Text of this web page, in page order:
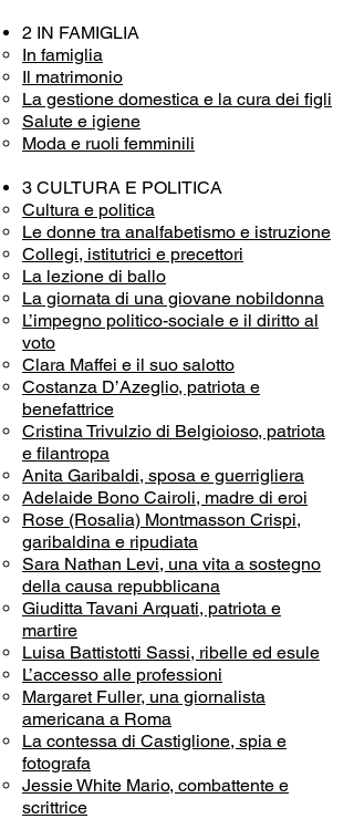
2 IN FAMIGLIA
In famiglia
Il matrimonio
La gestione domestica e la cura dei figli
Salute e igiene
Moda e ruoli femminili
3 CULTURA E POLITICA
Cultura e politica
Le donne tra analfabetismo e istruzione
Collegi, istitutrici e precettori
La lezione di ballo
La giornata di una giovane nobildonna
L’impegno politico-sociale e il diritto al
voto
Clara Maffei e il suo salotto
Costanza D’Azeglio, patriota e
benefattrice
Cristina Trivulzio di Belgioioso, patriota
e filantropa
Anita Garibaldi, sposa e guerrigliera
Adelaide Bono Cairoli, madre di eroi
Rose (Rosalia) Montmasson Crispi,
garibaldina e ripudiata
Sara Nathan Levi, una vita a sostegno
della causa repubblicana
Giuditta Tavani Arquati, patriota e
martire
Luisa Battistotti Sassi, ribelle ed esule
L’accesso alle professioni
Margaret Fuller, una giornalista
americana a Roma
La contessa di Castiglione, spia e
fotografa
Jessie White Mario, combattente e
scrittrice